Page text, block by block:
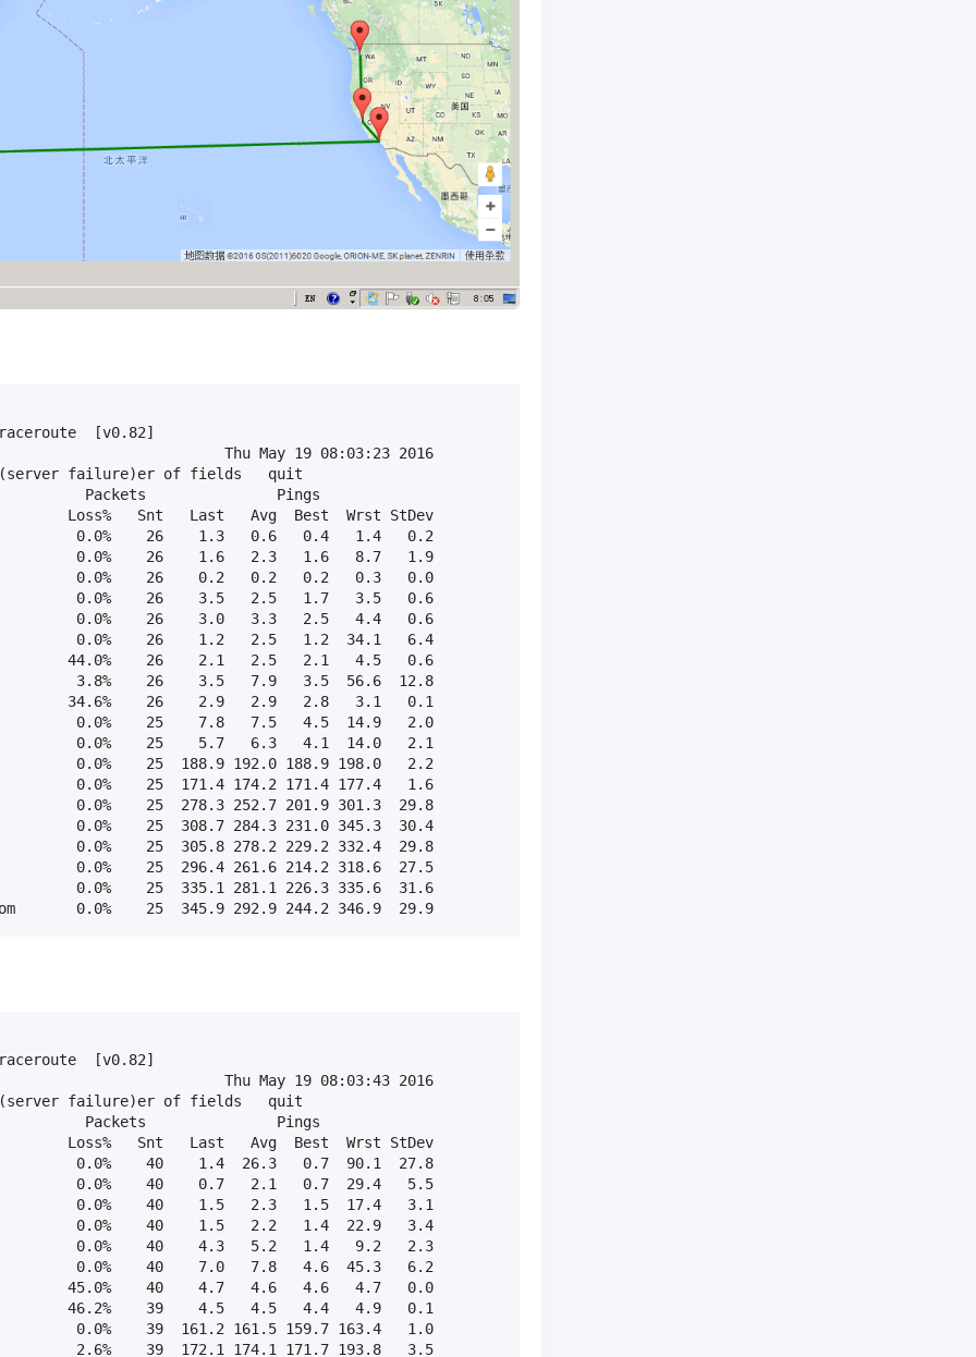
[v0.82]
Thu May 19 08:03:23 2016
(server failure)er of fields   quit
Packets               Pings
Snt   Last   Avg  Best  Wrst StDev
0.0%    26    1.3   0.6   0.4   1.4   0.2
0.0%    26    1.6   2.3   1.6   8.7   1.9
0.0%    26    0.2   0.2   0.2   0.3   0.0
0.0%    26    3.5   2.5   1.7   3.5   0.6
0.0%    26    3.0   3.3   2.5   4.4   0.6
0.0%    26    1.2   2.5   1.2  34.1   6.4
44.0%    26    2.1   2.5   2.1   4.5   0.6
3.8%    26    3.5   7.9   3.5  56.6  12.8
34.6%    26    2.9   2.9   2.8   3.1   0.1
0.0%    25    7.8   7.5   4.5  14.9   2.0
0.0%    25    5.7   6.3   4.1  14.0   2.1
0.0%    25  188.9 192.0 188.9 198.0   2.2
0.0%    25  171.4 174.2 171.4 177.4   1.6
0.0%    25  278.3 252.7 201.9 301.3  29.8
0.0%    25  308.7 284.3 231.0 345.3  30.4
0.0%    25  305.8 278.2 229.2 332.4  29.8
0.0%    25  296.4 261.6 214.2 318.6  27.5
0.0%    25  335.1 281.1 226.3 335.6  31.6
0.0%    25  345.9 292.9 244.2 346.9  29.9
[v0.82]
Thu May 19 08:03:43 2016
(server failure)er of fields   quit
Packets               Pings
Snt   Last   Avg  Best  Wrst StDev
0.0%    40    1.4  26.3   0.7  90.1  27.8
0.0%    40    0.7   2.1   0.7  29.4   5.5
0.0%    40    1.5   2.3   1.5  17.4   3.1
0.0%    40    1.5   2.2   1.4  22.9   3.4
0.0%    40    4.3   5.2   1.4   9.2   2.3
0.0%    40    7.0   7.8   4.6  45.3   6.2
45.0%    40    4.7   4.6   4.6   4.7   0.0
46.2%    39    4.5   4.5   4.4   4.9   0.1
0.0%    39  161.2 161.5 159.7 163.4   1.0
2.6%    39  172.1 174.1 171.7 193.8   3.5